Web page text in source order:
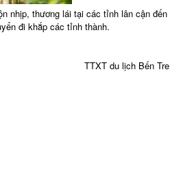
nhịp, thương lái tại các tỉnh lân cận đến
đi khắp các tỉnh thành.
TTXT du lịch Bến Tre